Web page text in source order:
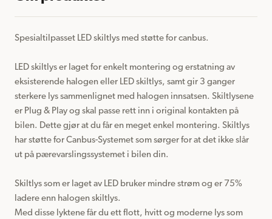
Spesialtilpasset LED skiltlys med støtte for canbus.
LED skiltlys er laget for enkelt montering og erstatning av
eksisterende halogen eller LED skiltlys, samt gir 3 ganger
sterkere lys sammenlignet med halogen innsatsen. Skiltlysene
er Plug & Play og skal passe rett inn i original kontakten på
bilen. Dette gjør at du får en meget enkel montering. Skiltlys
har støtte for Canbus-Systemet som sørger for at det ikke slår
ut på pærevarslingssystemet i bilen din.
Skiltlys som er laget av LED bruker mindre strøm og er 75%
ladere enn halogen skiltlys.
Med disse lyktene får du ett flott, hvitt og moderne lys som